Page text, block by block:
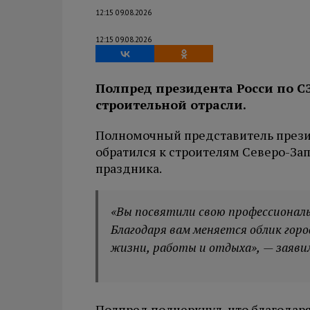
12:15 09.08.2026
12:15 09.08.2026
Полпред президента Росси по
строительной отрасли.
Полномочный представитель
обратился к строителям Северо-
праздника.
«Вы посвятили свою
Благодаря вам меняется облик
жизни, работы и отдыха», —